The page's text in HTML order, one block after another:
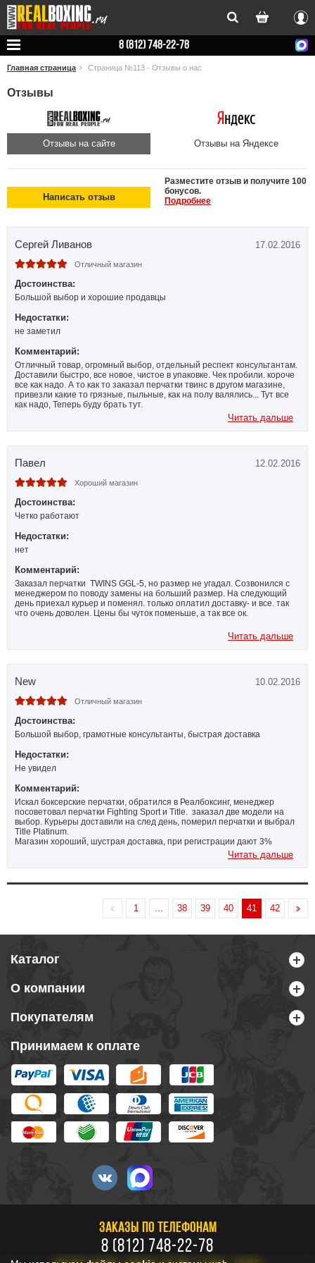
Вход
8 (812) 748-22-78
Главная страница Страница №113 - Отзывы о нас
Отзывы
Отзывы на сайте Отзывы на Яндексе
Написать отзыв
Разместите отзыв и получите 100
бонусов.
Подробнее
Сергей Ливанов 17.02.2016
Отличный магазин
Достоинства:
Большой выбор и хорошие продавцы
Недостатки:
не заметил
Комментарий:
Отличный товар, огромный выбор, отдельный респект консультантам.
Доставили быстро, все новое, чистое в упаковке. Чек пробили. короче
все как надо. А то как то заказал перчатки твинс в другом магазине,
привезли какие то грязные, пыльные, как на полу валялись... Тут все
как надо, Теперь буду брать тут.
Читать дальше
Павел 12.02.2016
Хороший магазин
Достоинства:
Четко работают
Недостатки:
нет
Комментарий:
Заказал перчатки TWINS GGL-5, но размер не угадал. Созвонился с
менеджером по поводу замены на больший размер. На следующий
день приехал курьер и поменял. только оплатил доставку- и все. так
что очень доволен. Цены бы чуток поменьше, а так все ок.
Читать дальше
New 10.02.2016
Отличный магазин
Достоинства:
Большой выбор, грамотные консультанты, быстрая доставка
Недостатки:
Не увидел
Комментарий:
Искал боксерские перчатки, обратился в Реалбоксинг, менеджер
посоветовал перчатки Fighting Sport и Title. заказал две модели на
выбор. Курьеры доставили на след день, померил перчатки и выбрал
Title Platinum.
Магазин хороший, шустрая доставка, при регистрации дают 3%
Читать дальше
1 38 39 40 41 42
Каталог
О компании
Покупателям
Принимаем к оплате
ЗАКАЗЫ ПО ТЕЛЕФОНАМ
8 (812) 748-22-78